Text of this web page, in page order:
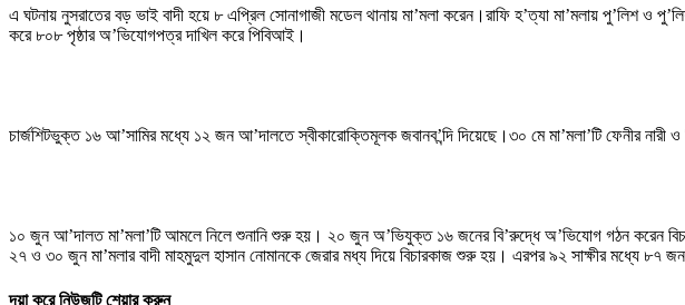
এ ঘটনায় নুসরাতের বড় ভাই বাদী হয়ে ৮ এপ্রিল সোনাগাজী মডেল থানায় মা’মলা করেন।রাফি হ’ত্যা মা’মলায় পু’লিশ
করে ৮০৮ পৃষ্ঠার অ’ভিযোগপত্র দাখিল করে পিবিআই।
চার্জশিটভুক্ত ১৬ আ’সামির মধ্যে ১২ জন আ’দালতে স্বীকারোক্তিমূলক জবানব’ন্দি দিয়েছে।৩০ মে মা’মলা’টি ফেনীর নারী ও
১০ জুন আ’দালত মা’মলা’টি আমলে নিলে শুনানি শুরু হয়। ২০ জুন অ’ভিযুক্ত ১৬ জনের বি’রুদ্ধে অ’ভিযোগ গঠন করেন
২৭ ও ৩০ জুন মা’মলার বাদী মাহমুদুল হাসান নোমানকে জেরার মধ্য দিয়ে বিচারকাজ শুরু হয়। এরপর ৯২ সাক্ষীর মধ্যে ৮৭
দয়া করে নিউজটি শেয়ার করুন